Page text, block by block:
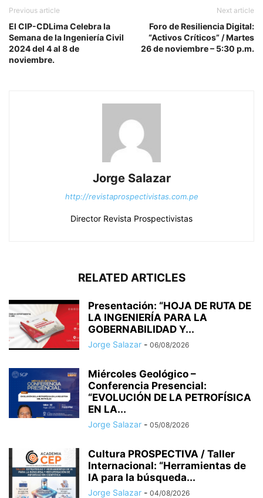
Previous article
El CIP-CDLima Celebra la
Semana de la Ingeniería Civil
2024 del 4 al 8 de
noviembre.
Next article
Foro de Resiliencia Digital:
“Activos Críticos” / Martes
26 de noviembre – 5:30 p.m.
Jorge Salazar
http://revistaprospectivistas.com.pe
Director Revista Prospectivistas
RELATED ARTICLES
Presentación: “HOJA DE RUTA DE
LA INGENIERÍA PARA LA
GOBERNABILIDAD Y...
Jorge Salazar - 06/08/2026
Miércoles Geológico –
Conferencia Presencial:
“EVOLUCIÓN DE LA PETROFÍSICA
EN LA...
Jorge Salazar - 05/08/2026
Cultura PROSPECTIVA / Taller
Internacional: “Herramientas de
IA para la búsqueda...
Jorge Salazar - 04/08/2026